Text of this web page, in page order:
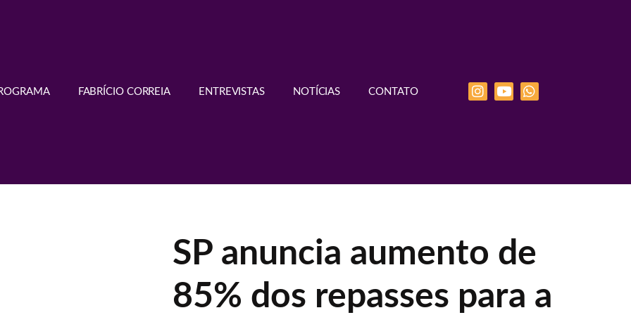
FABRÍCIO CORREIA ENTREVISTAS NOTÍCIAS CONTATO
SP anuncia aumento de
85% dos repasses para a